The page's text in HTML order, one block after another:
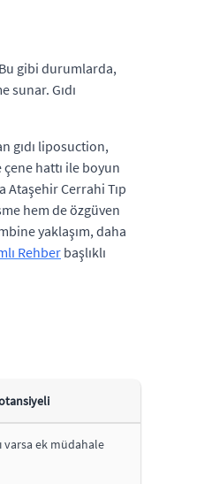
gibi durumlarda,
Gıdı
gıdı liposuction,
hattı ile boyun
Ataşehir Cerrahi Tıp
hem de özgüven
yaklaşım, daha
Rehber başlıklı
varsa ek müdahale